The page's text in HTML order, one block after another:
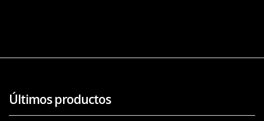
Últimos productos